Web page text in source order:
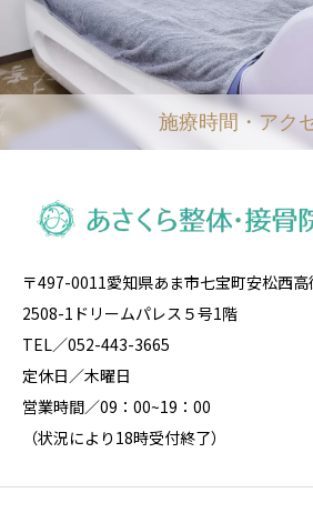
施療時間・アク
〒497-0011愛知県あま市七宝町安松西高
2508-1ドリームパレス５号1階
TEL／052-443-3665
定休日／木曜日
営業時間／09：00~19：00
（状況により18時受付終了）